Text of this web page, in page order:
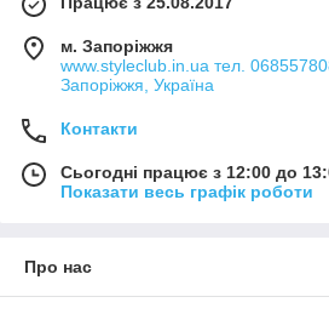
м. Запоріжжя
www.styleclub.in.ua тел.
Запоріжжя, Україна
Контакти
Сьогодні працює з 12:00 до
Показати весь графік роботи
Про нас